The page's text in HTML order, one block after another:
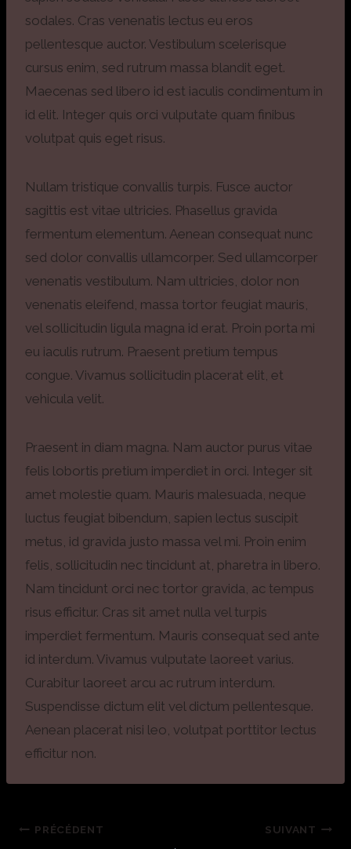
sodales. Cras venenatis lectus eu eros
pellentesque auctor. Vestibulum scelerisque
cursus enim, sed rutrum massa blandit eget.
Maecenas sed libero id est iaculis condimentum in
id elit. Integer quis orci vulputate quam finibus
volutpat quis eget risus.
Nullam tristique convallis turpis. Fusce auctor
sagittis est vitae ultricies. Phasellus gravida
fermentum elementum. Aenean consequat nunc
sed dolor convallis ullamcorper. Sed ullamcorper
venenatis vestibulum. Nam ultricies, dolor non
venenatis eleifend, massa tortor feugiat mauris,
vel sollicitudin ligula magna id erat. Proin porta mi
eu iaculis rutrum. Praesent pretium tempus
congue. Vivamus sollicitudin placerat elit, et
vehicula velit.
Praesent in diam magna. Nam auctor purus vitae
felis lobortis pretium imperdiet in orci. Integer sit
amet molestie quam. Mauris malesuada, neque
luctus feugiat bibendum, sapien lectus suscipit
metus, id gravida justo massa vel mi. Proin enim
felis, sollicitudin nec tincidunt at, pharetra in libero.
Nam tincidunt orci nec tortor gravida, ac tempus
risus efficitur. Cras sit amet nulla vel turpis
imperdiet fermentum. Mauris consequat sed ante
id interdum. Vivamus vulputate laoreet varius.
Curabitur laoreet arcu ac rutrum interdum.
Suspendisse dictum elit vel dictum pellentesque.
Aenean placerat nisi leo, volutpat porttitor lectus
efficitur non.
PRÉCÉDENT SUIVANT